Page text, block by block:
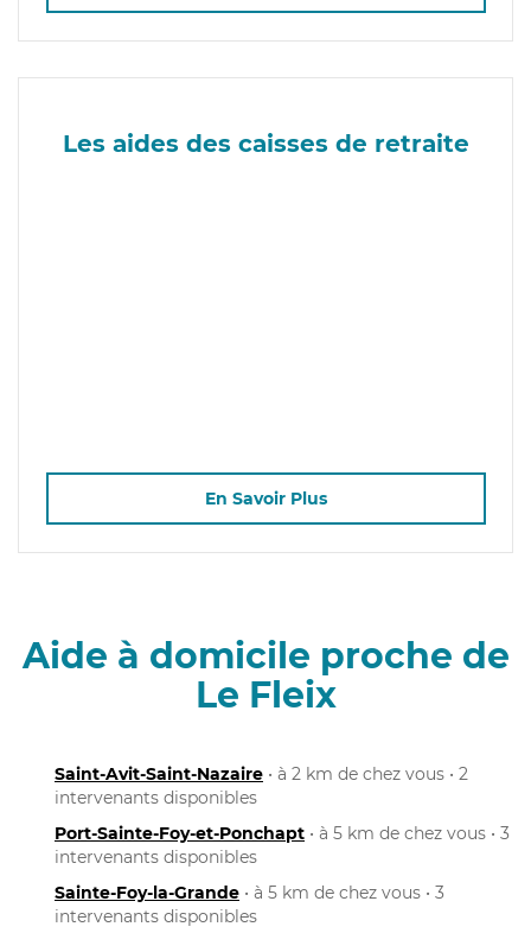
Les aides des caisses de retraite
En Savoir Plus
Aide à domicile proche de
Le Fleix
Saint-Avit-Saint-Nazaire • à 2 km de chez vous • 2
intervenants disponibles
Port-Sainte-Foy-et-Ponchapt • à 5 km de chez vous • 3
intervenants disponibles
Sainte-Foy-la-Grande • à 5 km de chez vous • 3
intervenants disponibles